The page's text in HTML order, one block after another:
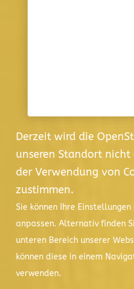
Derzeit wird die
unseren Standort
der Verwendung von
zustimmen.
Sie können Ihre
anpassen. Alternativ finden
unteren Bereich unserer
können diese in einem
verwenden.